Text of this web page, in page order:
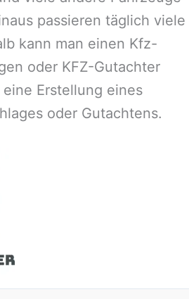
passieren täglich viele
kann man einen Kfz-
oder KFZ-Gutachter
Erstellung eines
oder Gutachtens.